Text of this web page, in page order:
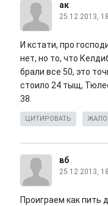
ак
25.12.2013,
И кстати, про
нет, но то, что
брали все 50, это
стоило 24 тыщ,
38.
ЦИТИРОВАТЬ
вб
25.12.2013,
Проиграем как пить